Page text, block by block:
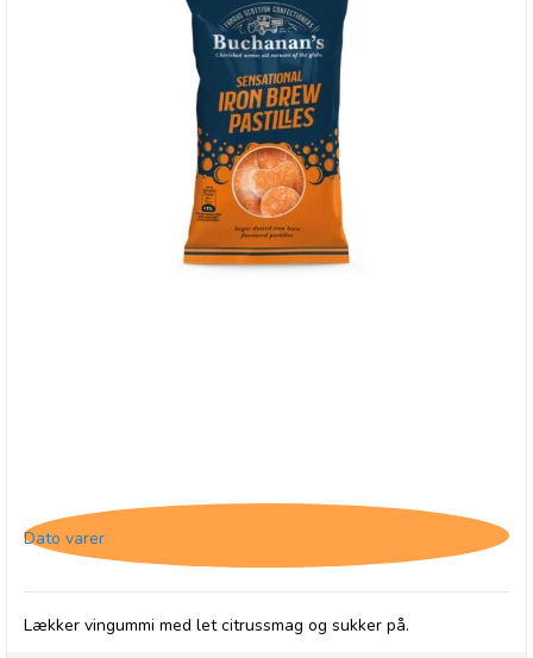
Dato varer
Lækker vingummi med let citrussmag og sukker på.